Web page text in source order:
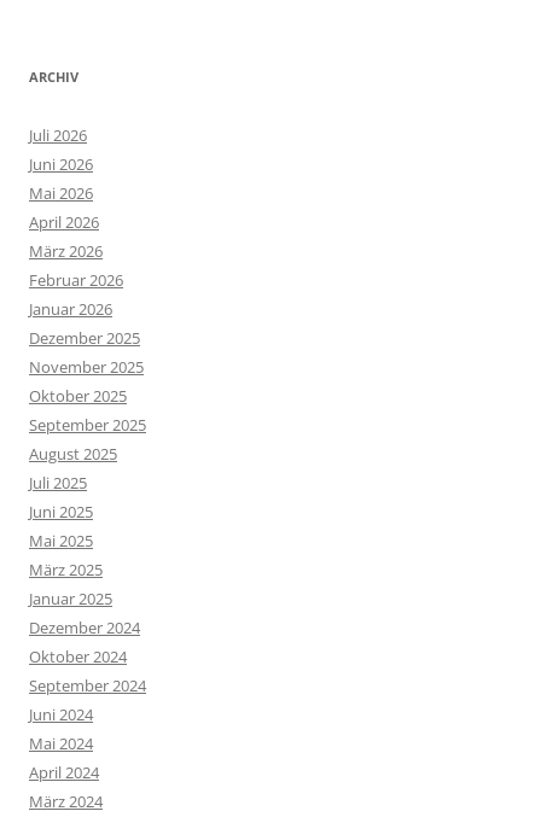
ARCHIV
Juli 2026
Juni 2026
Mai 2026
April 2026
März 2026
Februar 2026
Januar 2026
Dezember 2025
November 2025
Oktober 2025
September 2025
August 2025
Juli 2025
Juni 2025
Mai 2025
März 2025
Januar 2025
Dezember 2024
Oktober 2024
September 2024
Juni 2024
Mai 2024
April 2024
März 2024